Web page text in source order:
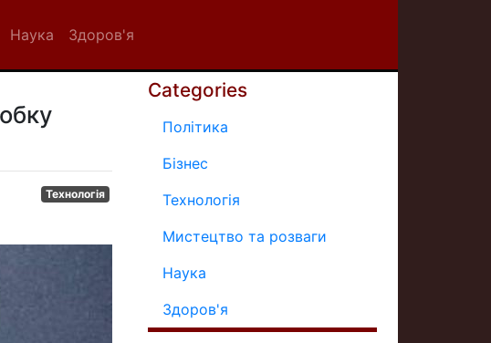
Наука Здоров'я
Технологія
Categories
Політика
Бізнес
Технологія
Мистецтво та розваги
Наука
Здоров'я